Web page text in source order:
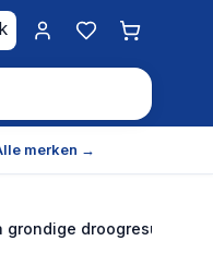
Mijn account
Favorieten
merken →
grondige droogresultaten